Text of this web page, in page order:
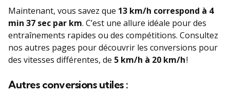
Maintenant, vous savez que 13 km/h correspond à 4
min 37 sec par km. C’est une allure idéale pour des
entraînements rapides ou des compétitions. Consultez
nos autres pages pour découvrir les conversions pour
des vitesses différentes, de 5 km/h à 20 km/h!
Autres conversions utiles :